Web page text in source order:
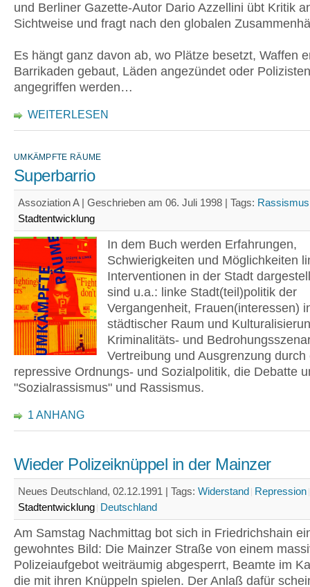
und Berliner Gazette-Autor Dario Azzellini übt Kritik
Sichtweise und fragt nach den globalen
Es hängt ganz davon ab, wo Plätze besetzt, Waffen
Barrikaden gebaut, Läden angezündet oder Polizisten
angegriffen werden…
WEITERLESEN
UMKÄMPFTE RÄUME
Superbarrio
Assoziation A | Geschrieben am 06. Juli 1998 | Tags: Rassismus
Stadtentwicklung
In dem Buch werden Erfahrungen,
Schwierigkeiten und Möglichkeiten
Interventionen in der Stadt
sind u.a.: linke Stadt(teil)politik der
Vergangenheit, Frauen(interessen)
städtischer Raum und
Kriminalitäts- und
Vertreibung und Ausgrenzung durch
repressive Ordnungs- und Sozialpolitik, die Debatte
"Sozialrassismus" und Rassismus.
1 ANHANG
Wieder Polizeiknüppel in der Mainzer
Neues Deutschland, 02.12.1991 | Tags: Widerstand Repression
Stadtentwicklung Deutschland
Am Samstag Nachmittag bot sich in Friedrichshain
gewohntes Bild: Die Mainzer Straße von einem
Polizeiaufgebot weiträumig abgesperrt, Beamte im
die mit ihren Knüppeln spielen. Der Anlaß dafür